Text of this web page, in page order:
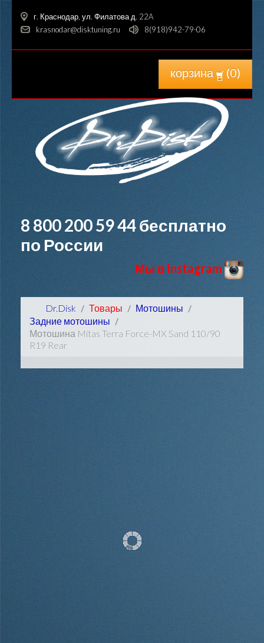
г. Краснодар, ул. Филатова д. 22A
krasnodar@disktuning.ru
8(918)942-79-06
корзина (0)
8 800 200 59 44бесплатно
по России
Мы в Instagram
Dr.Disk Товары
Мотошины
Задние мотошины
Мотошина Mitas Terra Force-MX Sand 110/90
R19 Rear